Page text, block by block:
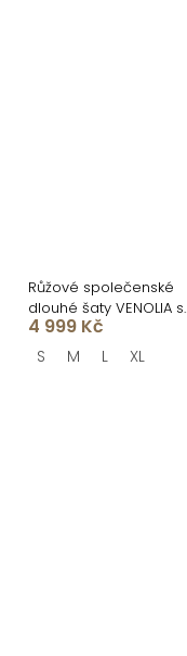
Růžové společenské
dlouhé šaty VENOLIA s
květinovým vzorem
4 999 Kč
S M L XL